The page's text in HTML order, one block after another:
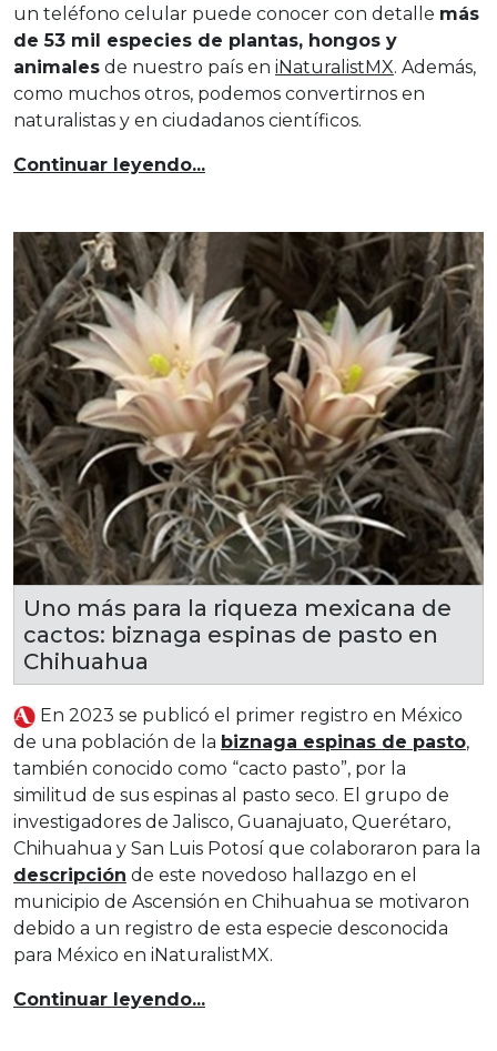
un teléfono celular puede conocer con detalle más
de 53 mil especies de plantas, hongos y
animales de nuestro país en iNaturalistMX. Además,
como muchos otros, podemos convertirnos en
naturalistas y en ciudadanos científicos.
Continuar leyendo...
Uno más para la riqueza mexicana de
cactos: biznaga espinas de pasto en
Chihuahua
En 2023 se publicó el primer registro en México
de una población de la biznaga espinas de pasto,
también conocido como “cacto pasto”, por la
similitud de sus espinas al pasto seco. El grupo de
investigadores de Jalisco, Guanajuato, Querétaro,
Chihuahua y San Luis Potosí que colaboraron para la
descripción de este novedoso hallazgo en el
municipio de Ascensión en Chihuahua se motivaron
debido a un registro de esta especie desconocida
para México en iNaturalistMX.
Continuar leyendo...